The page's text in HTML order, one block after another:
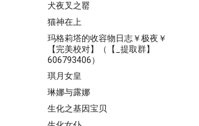
犬夜叉之罂
猫神在上
玛格莉塔的收容物日志￥极夜￥
【完美校对】（【_提取群】
606793406）
琪月女皇
琳娜与露娜
生化之基因宝贝